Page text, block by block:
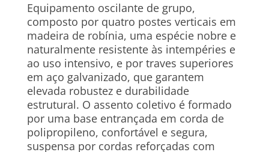
Equipamento oscilante de grupo,
composto por quatro postes verticais em
madeira de robínia, uma espécie nobre e
naturalmente resistente às intempéries e
ao uso intensivo, e por traves superiores
em aço galvanizado, que garantem
elevada robustez e durabilidade
estrutural. O assento coletivo é formado
por uma base entrançada em corda de
polipropileno, confortável e segura,
suspensa por cordas reforçadas com